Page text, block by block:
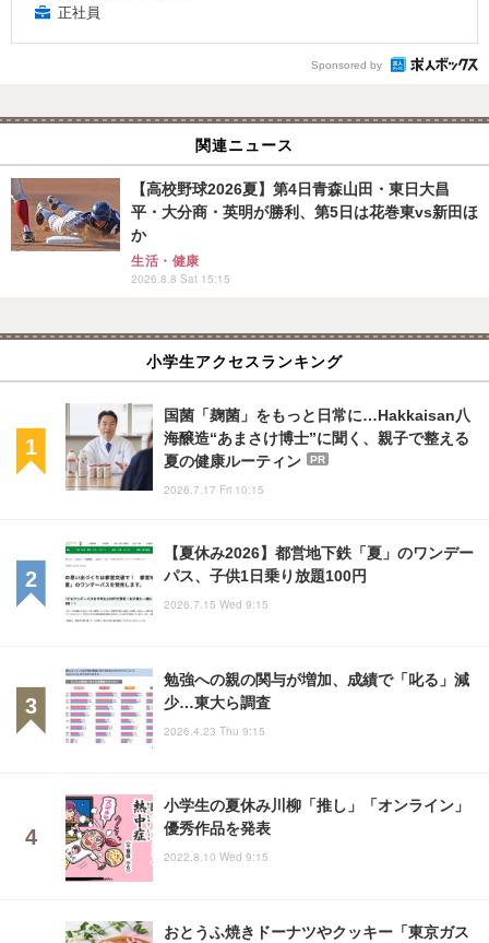
正社員
Sponsored by
関連ニュース
【高校野球2026夏】第4日青森山田・東日大昌
平・大分商・英明が勝利、第5日は花巻東vs新田ほ
か
生活・健康
2026.8.8 Sat 15:15
小学生アクセスランキング
国菌「麹菌」をもっと日常に…Hakkaisan八
海醸造“あまさけ博士”に聞く、親子で整える
夏の健康ルーティン
PR
2026.7.17 Fri 10:15
【夏休み2026】都営地下鉄「夏」のワンデー
パス、子供1日乗り放題100円
2026.7.15 Wed 9:15
勉強への親の関与が増加、成績で「叱る」減
少…東大ら調査
2026.4.23 Thu 9:15
小学生の夏休み川柳「推し」「オンライン」
優秀作品を発表
2022.8.10 Wed 9:15
おとうふ焼きドーナツやクッキー「東京ガス